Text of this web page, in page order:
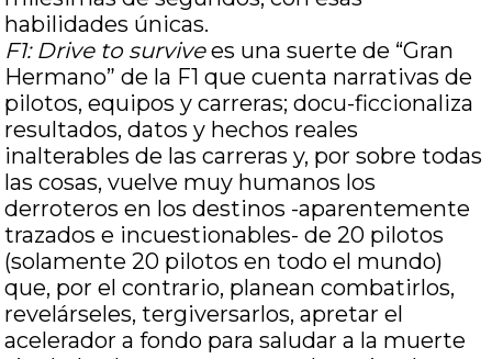
habilidades únicas.
F1: Drive to survivees una suerte de “Gran
Hermano” de la F1 que cuenta narrativas de
pilotos, equipos y carreras; docu-ficcionaliza
resultados, datos y hechos reales
inalterables de las carreras y, por sobre todas
las cosas, vuelve muy humanos los
derroteros en los destinos -aparentemente
trazados e incuestionables- de 20 pilotos
(solamente 20 pilotos en todo el mundo)
que, por el contrario, planean combatirlos,
revelárseles, tergiversarlos, apretar el
acelerador a fondo para saludar a la muerte